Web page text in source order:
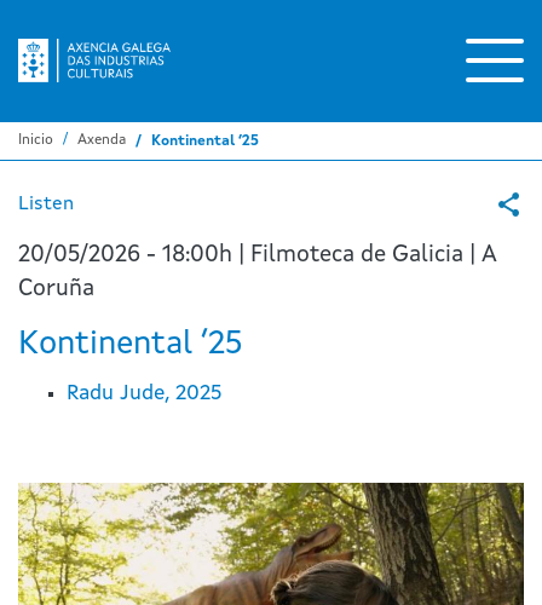
Inicio Axenda Kontinental ’25
Listen
20/05/2026 - 18:00h | Filmoteca de Galicia | A
Coruña
Kontinental ’25
Radu Jude, 2025